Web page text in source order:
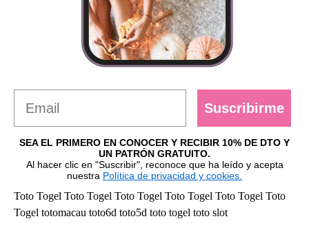
Suscribirme
SEA EL PRIMERO EN CONOCER Y RECIBIR 10% DE DTO Y
UN PATRÓN GRATUITO.
Al hacer clic en "Suscribir", reconoce que ha leído y acepta
nuestra Política de privacidad y cookies.
Toto Togel Toto Togel Toto Togel Toto Togel Toto Togel Toto
Togel totomacau toto6d toto5d toto togel toto slot